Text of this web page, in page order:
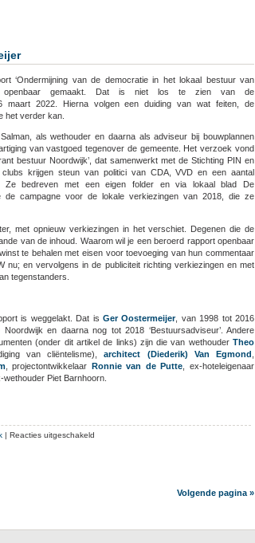
‘Ondermijning van de democratie in het lokaal bestuur van
openbaar gemaakt. Dat is niet los te zien van de
maart 2022. Hierna volgen een duiding van wat feiten, de
het verder kan.
als wethouder en daarna als adviseur bij bouwplannen
van vastgoed tegenover de gemeente. Het verzoek vond
bestuur Noordwijk’, dat samenwerkt met de Stichting PIN en
krijgen steun van politici van CDA, VVD en een aantal
Ze bedreven met een eigen folder en via lokaal blad De
de campagne voor de lokale verkiezingen van 2018, die ze
met opnieuw verkiezingen in het verschiet. Degenen die de
van de inhoud. Waarom wil je een beroerd rapport openbaar
te behalen met eisen voor toevoeging van hun commentaar
nu; en vervolgens in de publiciteit richting verkiezingen en met
tegenstanders.
is weggelakt. Dat is Ger Oostermeijer, van 1998 tot 2016
en daarna nog tot 2018 ‘Bestuursadviseur’. Andere
(onder dit artikel de links) zijn die van wethouder Theo
van cliëntelisme),architect (Diederik) Van Egmond
, projectontwikkelaar Ronnie van de Putte , ex-hoteleigenaar
Piet Barnhoorn.
| Reacties uitgeschakeld
Volgende pagina »